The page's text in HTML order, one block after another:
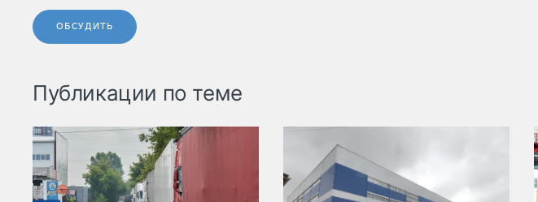
ОБСУДИТЬ
Публикации по теме